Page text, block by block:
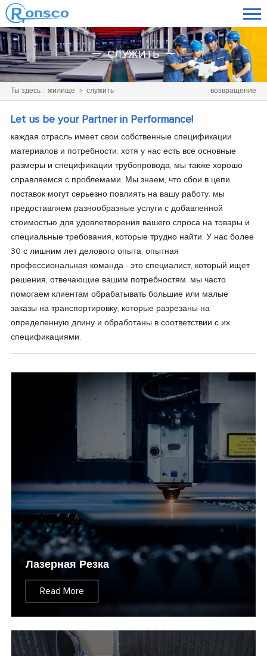
СЛУЖИТЬ
возвращение
Ты здесь : жилище > служить
Let us be your Partner in Performance!
каждая отрасль имеет свои собственные спецификации
материалов и потребности. хотя у нас есть все основные
размеры и спецификации трубопровода, мы также хорошо
справляемся с проблемами. Мы знаем, что сбои в цепи
поставок могут серьезно повлиять на вашу работу. мы
предоставляем разнообразные услуги с добавленной
стоимостью для удовлетворения вашего спроса на товары и
специальные требования, которые трудно найти. У нас более
30 с лишним лет делового опыта, опытная
профессиональная команда - это специалист, который ищет
решения, отвечающие вашим потребностям. мы часто
помогаем клиентам обрабатывать большие или малые
заказы на транспортировку, которые разрезаны на
определенную длину и обработаны в соответствии с их
спецификациями.
Лазерная Резка
Read More